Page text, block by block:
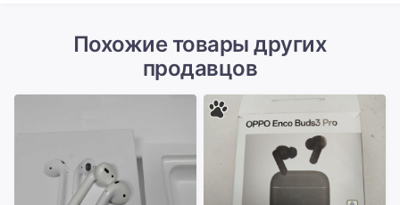
Похожие товары других
продавцов